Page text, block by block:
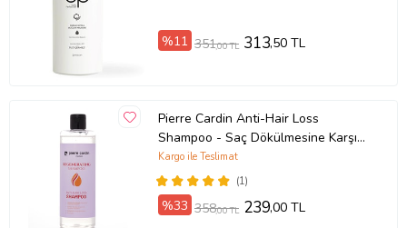
%11 351,00 TL 313,50 TL
Pierre Cardin Anti-Hair Loss
Shampoo - Saç Dökülmesine Karşı
Şampuan 400 ml
(1)
Kargo ile Teslimat
%33 358,00 TL 239,00 TL